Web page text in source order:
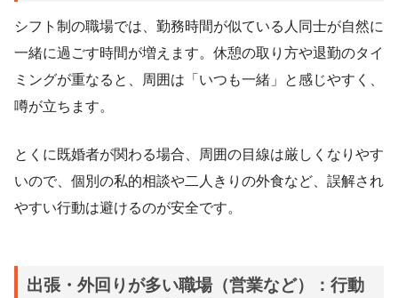
シフト制の職場では、勤務時間が似ている人同士が自然に
一緒に過ごす時間が増えます。休憩の取り方や退勤のタイ
ミングが重なると、周囲は「いつも一緒」と感じやすく、
噂が立ちます。
とくに既婚者が関わる場合、周囲の目線は厳しくなりやす
いので、個別の私的相談や二人きりの外食など、誤解され
やすい行動は避けるのが安全です。
出張・外回りが多い職場（営業など）：行動